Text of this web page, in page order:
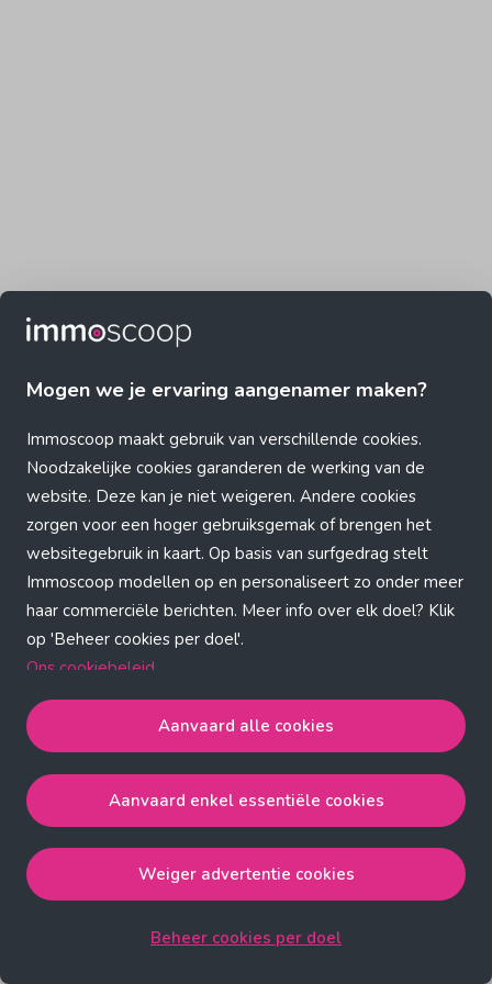
Mogen we je ervaring aangenamer maken?
Immoscoop maakt gebruik van verschillende cookies.
Noodzakelijke cookies garanderen de werking van de
website. Deze kan je niet weigeren. Andere cookies
zorgen voor een hoger gebruiksgemak of brengen het
websitegebruik in kaart. Op basis van surfgedrag stelt
Immoscoop modellen op en personaliseert zo onder meer
haar commerciële berichten. Meer info over elk doel? Klik
op 'Beheer cookies per doel'.
Ons cookiebeleid
Aanvaard alle cookiesgaat akkoord met de strict
noodzakelijke, analytische, functionele en advertentie
cookies.
de strict noodzakelijke cookies.
Weiger advertentie cookiesgaat akkoord met de strict
Aanvaard alle cookies
Aanvaard enkel essentiële cookies
Weiger advertentie cookies
Beheer cookies per doel
Application error: a client-side exception has occurred (see the
browser console for more information)